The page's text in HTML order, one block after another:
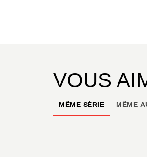
VOUS
MÊME SÉRIE MÊME